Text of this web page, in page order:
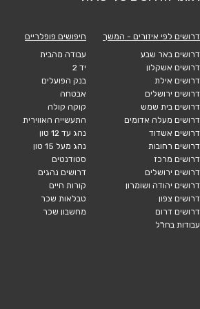
דרושים לפי איזורים - המשך
דרושים באר שבע
דרושים אשקלון
דרושים אילת
דרושים ירושלים
דרושים בית שמש
דרושים מעלה אדומים
דרושים אשדוד
דרושים רחובות
דרושים מרכז
דרושים ירושלים
דרושים יהודה ושומרון
דרושים צפון
דרושים דרום
עבודות בחו"ל
חיפושים פופלריים
עבודה מהבית
יד 2
בנק הפועלים
אבטחה
קוקה קולה
התעשייה האווירית
נהג עד 12 טון
נהג מעל 15 טון
סטודנטים
דרושים נהגים
קורות חיים
טבלאות שכר
מחשבון שכר